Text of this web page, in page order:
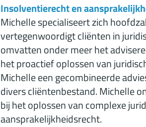
Insolventierecht en
Michelle specialiseert zich
vertegenwoordigt cliënten in
omvatten onder meer het
het proactief oplossen van
Michelle een gecombineerde
divers cliëntenbestand. Michelle
bij het oplossen van complexe
aansprakelijkheidsrecht.